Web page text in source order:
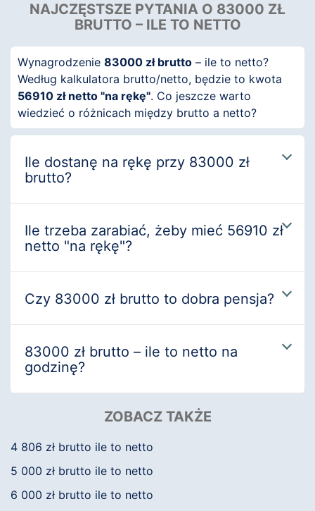
NAJCZĘSTSZE PYTANIA O 83000 ZŁ
BRUTTO – ILE TO NETTO
Wynagrodzenie 83000 zł brutto – ile to netto?
Według kalkulatora brutto/netto, będzie to kwota
56910 zł netto "na rękę". Co jeszcze warto
wiedzieć o różnicach między brutto a netto?
Ile dostanę na rękę przy 83000 zł
brutto?
Ile trzeba zarabiać, żeby mieć 56910 zł
netto "na rękę"?
Czy 83000 zł brutto to dobra pensja?
83000 zł brutto – ile to netto na
godzinę?
ZOBACZ TAKŻE
4 806 zł brutto ile to netto
5 000 zł brutto ile to netto
6 000 zł brutto ile to netto